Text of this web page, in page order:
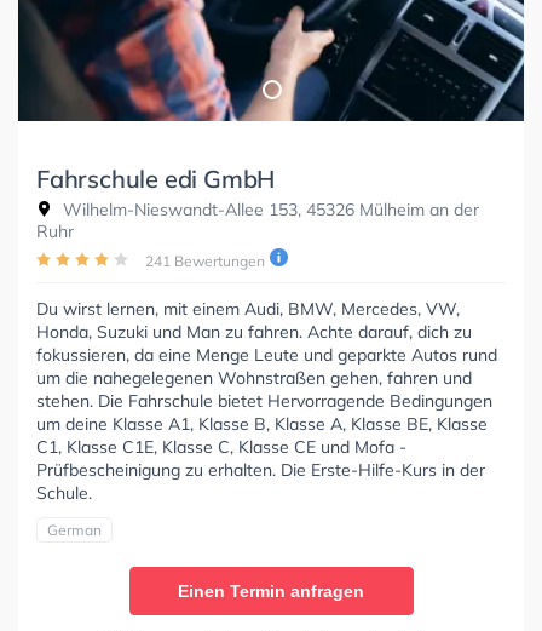
Fahrschule edi GmbH
Wilhelm-Nieswandt-Allee 153, 45326 Mülheim an der
Ruhr
241 Bewertungen
Du wirst lernen, mit einem Audi, BMW, Mercedes, VW,
Honda, Suzuki und Man zu fahren. Achte darauf, dich zu
fokussieren, da eine Menge Leute und geparkte Autos rund
um die nahegelegenen Wohnstraßen gehen, fahren und
stehen. Die Fahrschule bietet Hervorragende Bedingungen
um deine Klasse A1, Klasse B, Klasse A, Klasse BE, Klasse
C1, Klasse C1E, Klasse C, Klasse CE und Mofa -
Prüfbescheinigung zu erhalten. Die Erste-Hilfe-Kurs in der
Schule.
German
Einen Termin anfragen